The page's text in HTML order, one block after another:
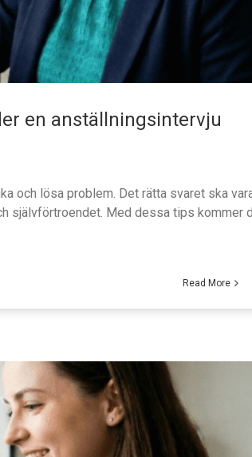
en anställningsintervju
och lösa problem. Det rätta svaret ska
självförtroendet. Med dessa tips kommer
Read More